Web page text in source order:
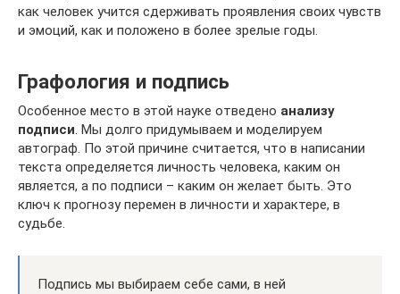
как человек учится сдерживать проявления своих чувств
и эмоций, как и положено в более зрелые годы.
Графология и подпись
Особенное место в этой науке отведено анализу
подписи. Мы долго придумываем и моделируем
автограф. По этой причине считается, что в написании
текста определяется личность человека, каким он
является, а по подписи – каким он желает быть. Это
ключ к прогнозу перемен в личности и характере, в
судьбе.
Подпись мы выбираем себе сами, в ней